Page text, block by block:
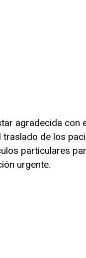
agradecida con
traslado de los
particulares
urgente.